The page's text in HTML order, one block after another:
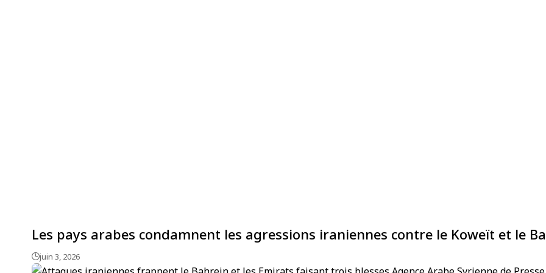
Les pays arabes condamnent les agressions iraniennes contre le Koweït et le
juin 3, 2026